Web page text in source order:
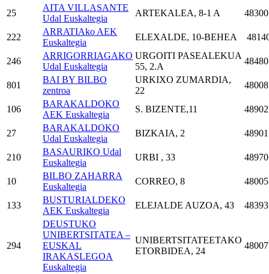
25
AITA VILLASANTE
Udal Euskaltegia
ARTEKALEA, 8-1 A 48300
222
ARRATIAko AEK
Euskaltegia
ELEXALDE, 10-BEHEA
246
ARRIGORRIAGAKO
Udal Euskaltegia
URGOITI PASEALEKUA
55, 2.A
48480
801
BAI BY BILBO
zentroa
URKIXO ZUMARDIA,
22
48008
106
BARAKALDOKO
AEK Euskaltegia
S. BIZENTE,11 48902
27
BARAKALDOKO
Udal Euskaltegia
BIZKAIA, 2 48901
210
BASAURIKO Udal
Euskaltegia
URBI , 33 48970
10
BILBO ZAHARRA
Euskaltegia
CORREO, 8 48005
133
BUSTURIALDEKO
AEK Euskaltegia
ELEJALDE AUZOA, 43 48393
294
DEUSTUKO
UNIBERTSITATEA –
EUSKAL
IRAKASLEGOA
Euskaltegia
UNIBERTSITATEETAKO
ETORBIDEA, 24
48007